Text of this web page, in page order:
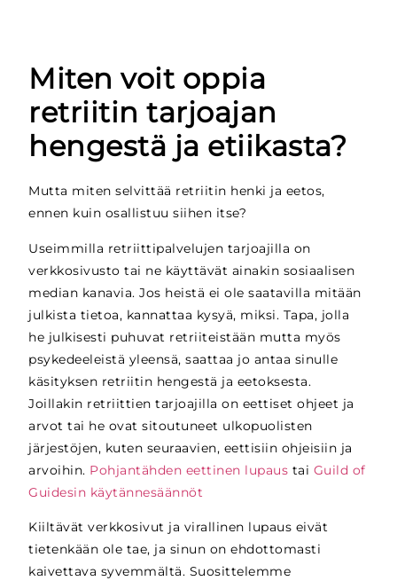
Miten voit oppia
retriitin tarjoajan
hengestä ja etiikasta?
Mutta miten selvittää retriitin henki ja eetos,
ennen kuin osallistuu siihen itse?
Useimmilla retriittipalvelujen tarjoajilla on
verkkosivusto tai ne käyttävät ainakin sosiaalisen
median kanavia. Jos heistä ei ole saatavilla mitään
julkista tietoa, kannattaa kysyä, miksi. Tapa, jolla
he julkisesti puhuvat retriiteistään mutta myös
psykedeeleistä yleensä, saattaa jo antaa sinulle
käsityksen retriitin hengestä ja eetoksesta.
Joillakin retriittien tarjoajilla on eettiset ohjeet ja
arvot tai he ovat sitoutuneet ulkopuolisten
järjestöjen, kuten seuraavien, eettisiin ohjeisiin ja
arvoihin. Pohjantähden eettinen lupaus tai Guild of
Guidesin käytännesäännöt
Kiiltävät verkkosivut ja virallinen lupaus eivät
tietenkään ole tae, ja sinun on ehdottomasti
kaivettava syvemmältä. Suosittelemme